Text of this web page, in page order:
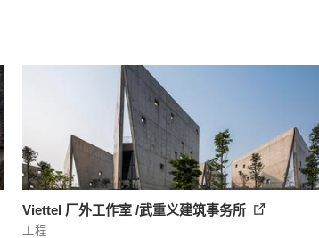
Viettel 厂外工作室 /武重义建筑事务所
工程